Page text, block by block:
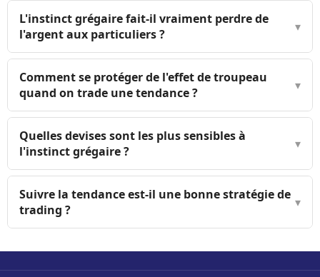
L'instinct grégaire fait-il vraiment perdre de
l'argent aux particuliers ?
▾
Comment se protéger de l'effet de troupeau
quand on trade une tendance ?
▾
Quelles devises sont les plus sensibles à
l'instinct grégaire ?
▾
Suivre la tendance est-il une bonne stratégie de
trading ?
▾